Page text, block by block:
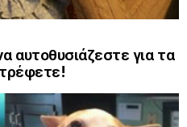
αυτοθυσιάζεστε για τα